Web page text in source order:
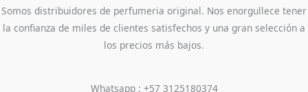
Somos distribuidores de perfumeria original. Nos enorgullece tener
la confianza de miles de clientes satisfechos y una gran selección a
los precios más bajos.
Whatsapp : +57 3125180374